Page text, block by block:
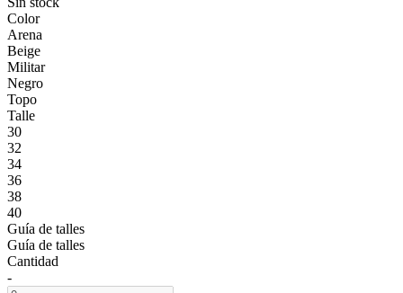
Color
Arena
Beige
Militar
Negro
Topo
Talle
30
32
34
36
38
40
Guía de talles
Guía de talles
Cantidad
-